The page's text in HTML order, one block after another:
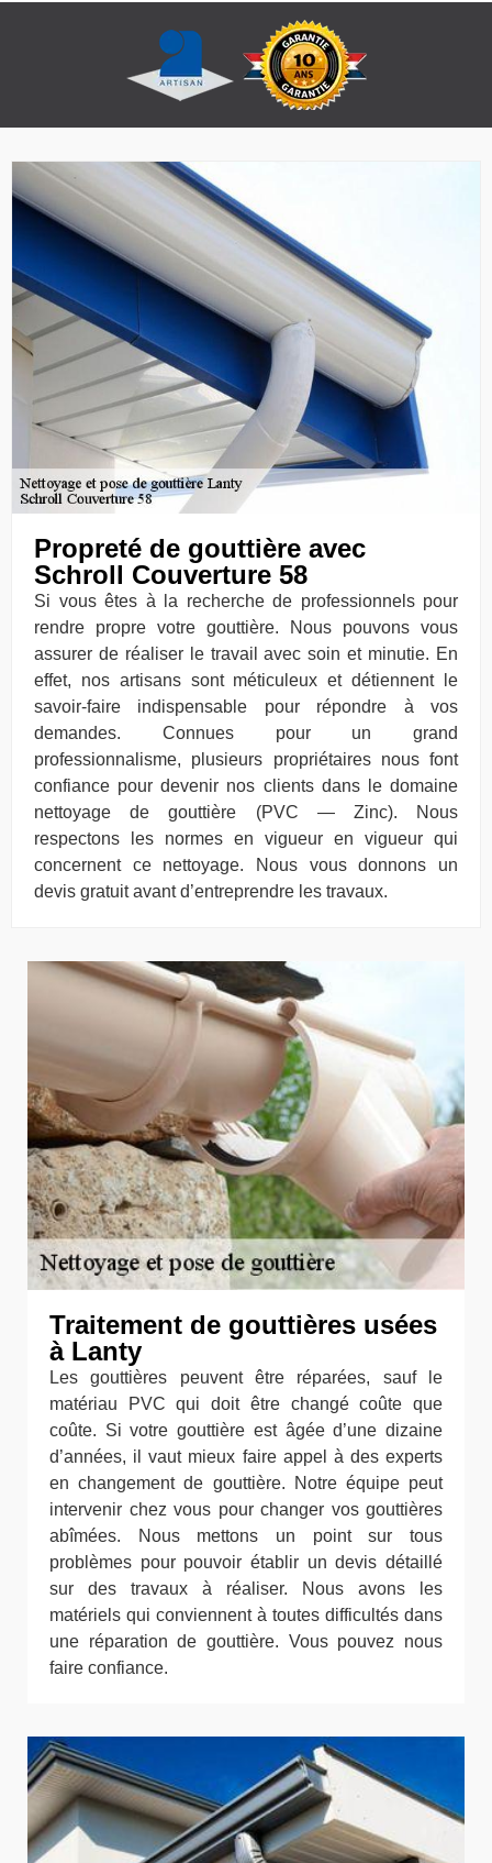
Propreté de gouttière avec
Schroll Couverture 58
Si vous êtes à la recherche de professionnels pour
rendre propre votre gouttière. Nous pouvons vous
assurer de réaliser le travail avec soin et minutie. En
effet, nos artisans sont méticuleux et détiennent le
savoir-faire indispensable pour répondre à vos
demandes. Connues pour un grand
professionnalisme, plusieurs propriétaires nous font
confiance pour devenir nos clients dans le domaine
nettoyage de gouttière (PVC — Zinc). Nous
respectons les normes en vigueur en vigueur qui
concernent ce nettoyage. Nous vous donnons un
devis gratuit avant d’entreprendre les travaux.
Traitement de gouttières usées
à Lanty
Les gouttières peuvent être réparées, sauf le
matériau PVC qui doit être changé coûte que
coûte. Si votre gouttière est âgée d’une dizaine
d’années, il vaut mieux faire appel à des experts
en changement de gouttière. Notre équipe peut
intervenir chez vous pour changer vos gouttières
abîmées. Nous mettons un point sur tous
problèmes pour pouvoir établir un devis détaillé
sur des travaux à réaliser. Nous avons les
matériels qui conviennent à toutes difficultés dans
une réparation de gouttière. Vous pouvez nous
faire confiance.